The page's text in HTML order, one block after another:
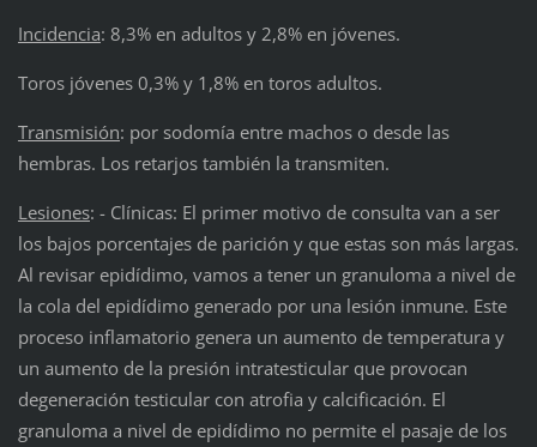
Incidencia: 8,3% en adultos y 2,8% en jóvenes.
Toros jóvenes 0,3% y 1,8% en toros adultos.
Transmisión: por sodomía entre machos o desde las
hembras. Los retarjos también la transmiten.
Lesiones: - Clínicas: El primer motivo de consulta van a ser
los bajos porcentajes de parición y que estas son más largas.
Al revisar epidídimo, vamos a tener un granuloma a nivel de
la cola del epidídimo generado por una lesión inmune. Este
proceso inflamatorio genera un aumento de temperatura y
un aumento de la presión intratesticular que provocan
degeneración testicular con atrofia y calcificación. El
granuloma a nivel de epidídimo no permite el pasaje de los